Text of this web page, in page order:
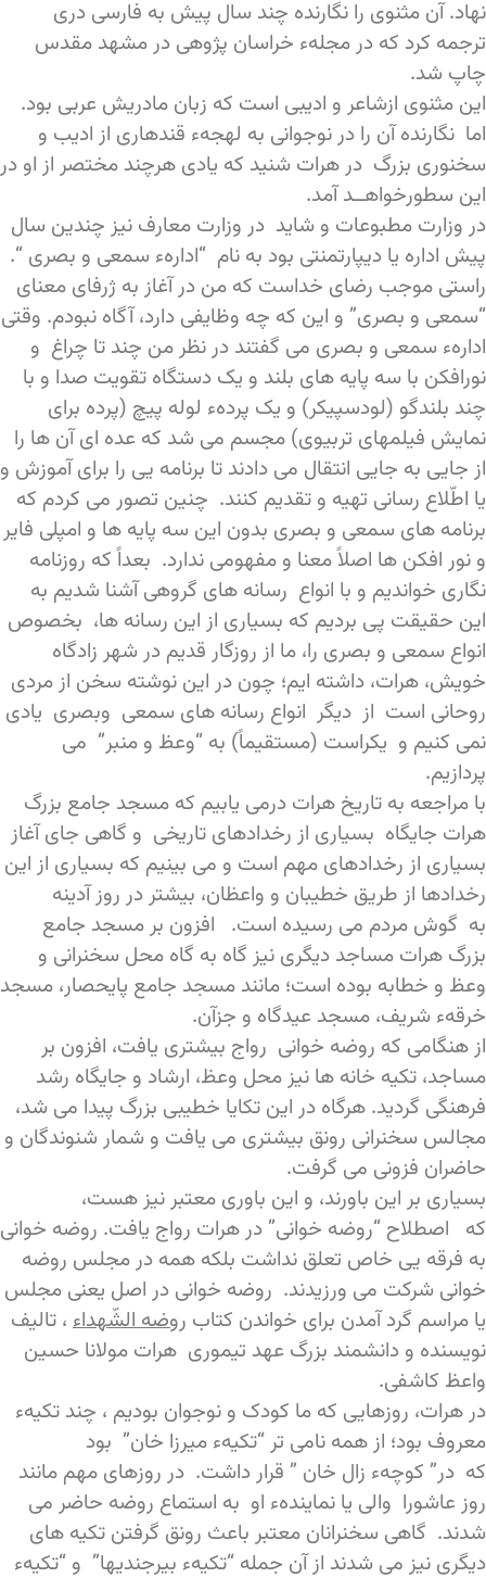
نهاد. آن مثنوی را نگارنده چند سال پیش به فارسی دری
ترجمه کرد که در مجلهء خراسان پژوهی در مشهد مقدس
چاپ شد.
این مثنوی ازشاعر و ادیبی است که زبان مادریش عربی بود.
اما نگارنده آن را در نوجوانی به لهجهء قندهاری از ادیب و
سخنوری بزرگ در هرات شنید که یادی هرچند مختصر از او در
این سطورخواهــد آمد.
در وزارت مطبوعات و شاید در وزارت معارف نیز چندین سال
پیش اداره یا دیپارتمنتی بود به نام “ادارهء سمعی و بصری “.
راستی موجب رضای خداست که من در آغاز به ژرفای معنای
“سمعی و بصری” و این که چه وظایفی دارد، آگاه نبودم. وقتی
ادارهء سمعی و بصری می گفتند در نظر من چند تا چراغ و
نورافکن با سه پایه های بلند و یک دستگاه تقویت صدا و با
چند بلندگو (لودسپیکر) و یک پردهء لوله پیچ (پرده برای
نمایش فیلمهای تربیوی) مجسم می شد که عده ای آن ها را
از جایی به جایی انتقال می دادند تا برنامه یی را برای آموزش و
یا اطّلاع رسانی تهیه و تقدیم کنند. چنین تصور می کردم که
برنامه های سمعی و بصری بدون این سه پایه ها و امپلی فایر
و نور افکن ها اصلاً معنا و مفهومی ندارد. بعداً که روزنامه
نگاری خواندیم و با انواع رسانه های گروهی آشنا شدیم به
این حقیقت پی بردیم که بسیاری از این رسانه ها، بخصوص
انواع سمعی و بصری را، ما از روزگار قدیم در شهر زادگاه
خویش، هرات، داشته ایم؛ چون در این نوشته سخن از مردی
روحانی است از دیگر انواع رسانه های سمعی وبصری یادی
نمی کنیم و یکراست (مستقیماً) به “وعظ و منبر” می
پردازیم.
با مراجعه به تاریخ هرات درمی یابیم که مسجد جامع بزرگ
هرات جایگاه بسیاری از رخدادهای تاریخی و گاهی جای آغاز
بسیاری از رخدادهای مهم است و می بینیم که بسیاری از این
رخدادها از طریق خطیبان و واعظان، بیشتر در روز آدینه
به گوش مردم می رسیده است. افزون بر مسجد جامع
بزرگ هرات مساجد دیگری نیز گاه به گاه محل سخنرانی و
وعظ و خطابه بوده است؛ مانند مسجد جامع پایحصار، مسجد
خرقهء شریف، مسجد عیدگاه و جزآن.
از هنگامی که روضه خوانی رواج بیشتری یافت، افزون بر
مساجد، تکیه خانه ها نیز محل وعظ، ارشاد و جایگاه رشد
فرهنگی گردید. هرگاه در این تکایا خطیبی بزرگ پیدا می شد،
مجالس سخنرانی رونق بیشتری می یافت و شمار شنوندگان و
حاضران فزونی می گرفت.
بسیاری بر این باورند، و این باوری معتبر نیز هست،
که اصطلاح “روضه خوانی” در هرات رواج یافت. روضه خوانی
به فرقه یی خاص تعلق نداشت بلکه همه در مجلس روضه
خوانی شرکت می ورزیدند. روضه خوانی در اصل یعنی مجلس
یا مراسم گرد آمدن برای خواندن کتاب روضه الشّهداء ، تالیف
نویسنده و دانشمند بزرگ عهد تیموری هرات مولانا حسین
واعظ کاشفی.
در هرات، روزهایی که ما کودک و نوجوان بودیم ، چند تکیهء
معروف بود؛ از همه نامی تر “تکیهء میرزا خان” بود
که در” کوچهء زال خان ” قرار داشت. در روزهای مهم مانند
روز عاشورا والی یا نمایندهء او به استماع روضه حاضر می
شدند. گاهی سخنرانان معتبر باعث رونق گرفتن تکیه های
دیگری نیز می شدند از آن جمله “تکیهء بیرجندیها” و “تکیهء